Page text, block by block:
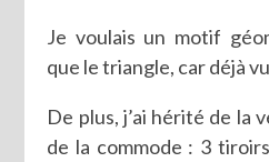
Je voulais un motif
que le triangle, car déjà
De plus, j’ai hérité de la
de la commode : 3